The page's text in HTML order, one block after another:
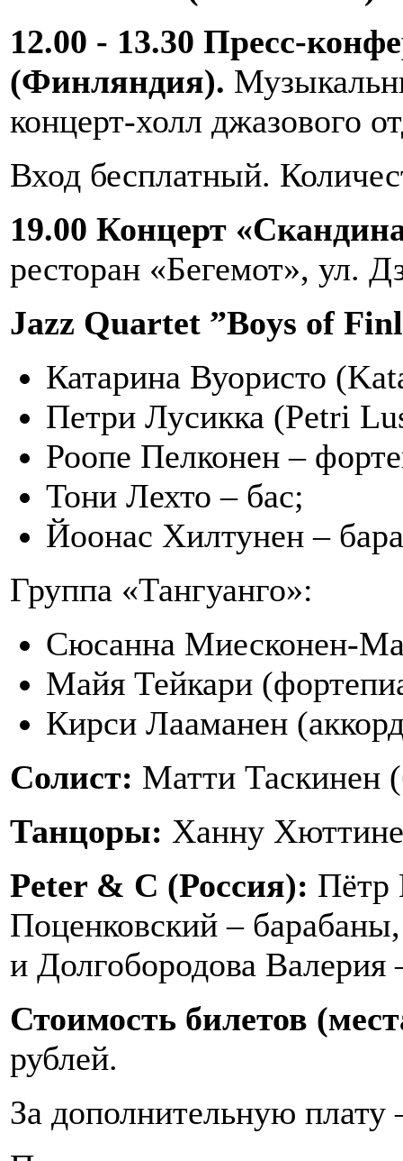
12.00 - 13.30 Пресс-
(Финляндия).
концерт-холл джазового
Вход бесплатный.
19.00 Концерт
ресторан «Бегемот», ул.
Jazz Quartet ”Boys of
Катарина Вуористо
Петри Лусикка (Petri
Роопе Пелконен –
Тони Лехто – бас;
Йоонас Хилтунен –
Группа «Тангуанго»:
Сюсанна Миесконен-
Майя Тейкари
Кирси Лааманен
Солист: Матти Таскинен
Танцоры: Ханну
Peter & С (Россия): Пётр
Поценковский –
и Долгобородова Валерия
Стоимость билетов
рублей.
За дополнительную плату